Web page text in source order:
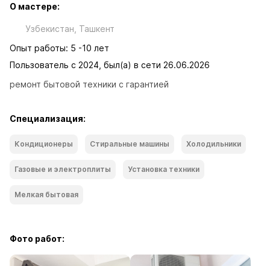
О мастере:
Узбекистан, Ташкент
Опыт работы: 5 -10 лет
Пользователь с 2024, был(а) в сети 26.06.2026
ремонт бытовой техники с гарантией
Специализация:
Кондиционеры Стиральные машины Холодильники
Газовые и электроплиты Установка техники
Мелкая бытовая
Фото работ: